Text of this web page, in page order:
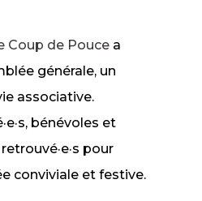
Coup de Pouce a
générale, un
associative.
bénévoles et
pour
conviviale et festive.